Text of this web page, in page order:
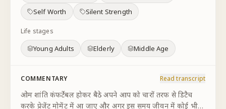
Self Worth
Silent Strength
Life stages
Young Adults Elderly Middle Age
COMMENTARY Read transcript
ओम शांति कंफर्टेबल होकर बैठे अपने आप को चारों तरफ से डिटैच
करके प्रेजेंट मोमेंट में आ जाए और अगर इस समय जीवन में कोई भी